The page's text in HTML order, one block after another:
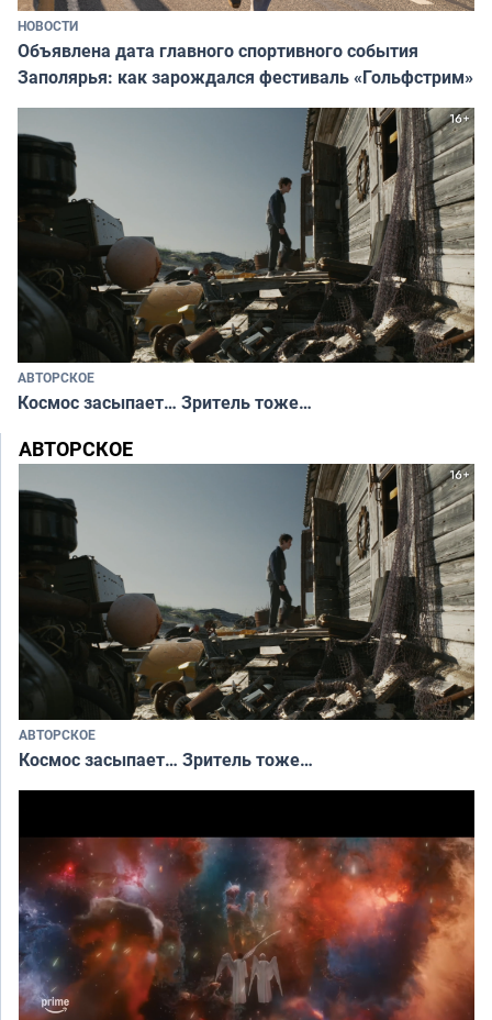
НОВОСТИ
Объявлена дата главного спортивного события
Заполярья: как зарождался фестиваль «Гольфстрим»
АВТОРСКОЕ
Космос засыпает… Зритель тоже…
АВТОРСКОЕ
АВТОРСКОЕ
Космос засыпает… Зритель тоже…